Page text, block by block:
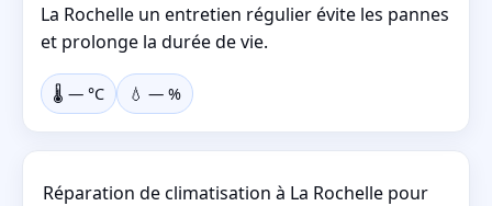
La Rochelle un entretien régulier évite les pannes
et prolonge la durée de vie.
🌡️ — °C 💧 — %
Réparation de climatisation à La Rochelle pour